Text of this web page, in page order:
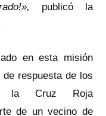
publicó la
en esta misión
respuesta de los
la Cruz Roja
de un vecino de